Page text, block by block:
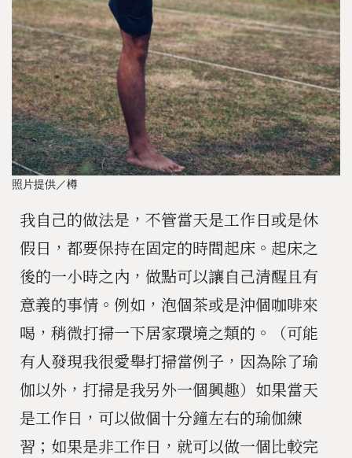
照片提供／樽
我自己的做法是，不管當天是工作日或是休
假日，都要保持在固定的時間起床。起床之
後的一小時之內，做點可以讓自己清醒且有
意義的事情。例如，泡個茶或是沖個咖啡來
喝，稍微打掃一下居家環境之類的。（可能
有人發現我很愛舉打掃當例子，因為除了瑜
伽以外，打掃是我另外一個興趣）如果當天
是工作日，可以做個十分鐘左右的瑜伽練
習；如果是非工作日，就可以做一個比較完